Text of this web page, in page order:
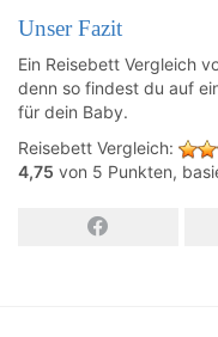
Unser Fazit
Ein Reisebett Vergleich
denn so findest du auf
für dein Baby.
Reisebett Vergleich:
4,75 von 5 Punkten,